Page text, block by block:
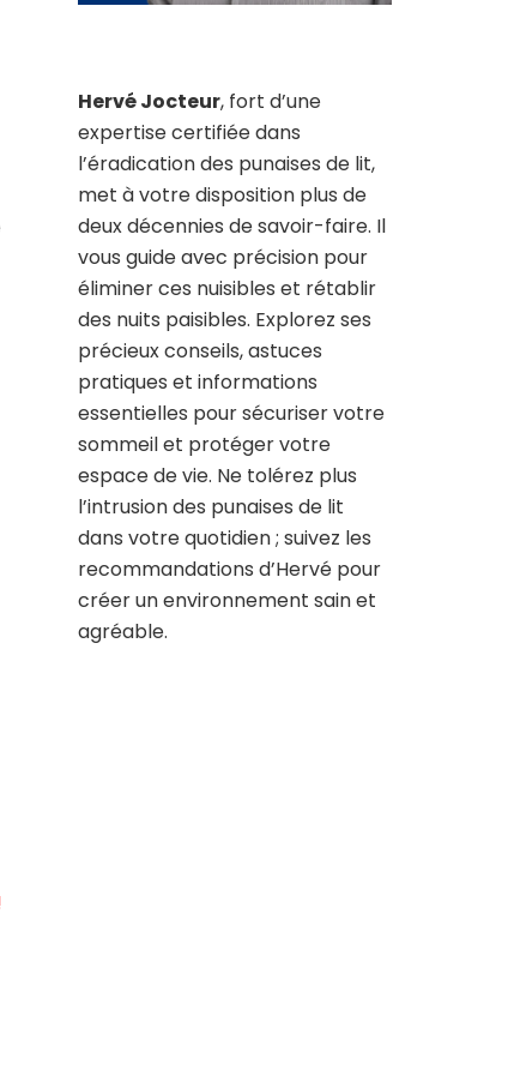
Hervé Jocteur, fort d’une
expertise certifiée dans
l’éradication des punaises de lit,
met à votre disposition plus de
deux décennies de savoir-faire. Il
vous guide avec précision pour
éliminer ces nuisibles et rétablir
des nuits paisibles. Explorez ses
précieux conseils, astuces
pratiques et informations
essentielles pour sécuriser votre
sommeil et protéger votre
espace de vie. Ne tolérez plus
l’intrusion des punaises de lit
dans votre quotidien ; suivez les
recommandations d’Hervé pour
créer un environnement sain et
agréable.